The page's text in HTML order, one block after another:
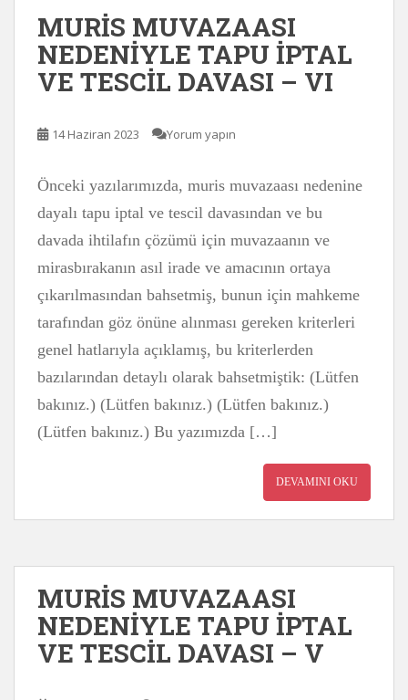
MURİS MUVAZAASI
NEDENİYLE TAPU İPTAL
VE TESCİL DAVASI – VI
14 Haziran 2023 Yorum yapın
Önceki yazılarımızda, muris muvazaası nedenine
dayalı tapu iptal ve tescil davasından ve bu
davada ihtilafın çözümü için muvazaanın ve
mirasbırakanın asıl irade ve amacının ortaya
çıkarılmasından bahsetmiş, bunun için mahkeme
tarafından göz önüne alınması gereken kriterleri
genel hatlarıyla açıklamış, bu kriterlerden
bazılarından detaylı olarak bahsetmiştik: (Lütfen
bakınız.) (Lütfen bakınız.) (Lütfen bakınız.)
(Lütfen bakınız.) Bu yazımızda […]
DEVAMINI OKU
MURİS MUVAZAASI
NEDENİYLE TAPU İPTAL
VE TESCİL DAVASI – V